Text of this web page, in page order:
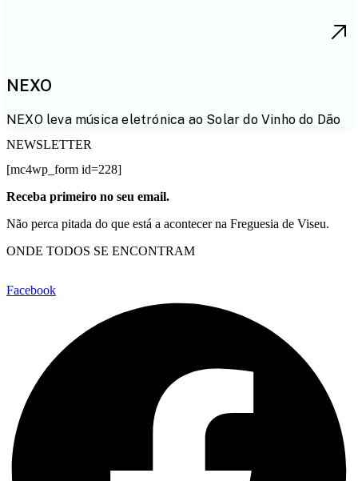
NEXO
NEXO leva música eletrónica ao Solar do Vinho do Dão
NEWSLETTER
[mc4wp_form id=228]
Receba primeiro no seu email.
Não perca pitada do que está a acontecer na Freguesia de Viseu.
ONDE TODOS SE ENCONTRAM
Facebook